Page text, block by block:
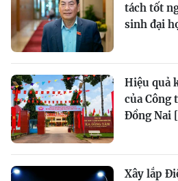
tách tốt
sinh đại
Hiệu quả
của Công
Đồng Nai
Xây lắp